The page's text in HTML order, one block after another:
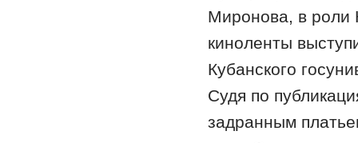
Миронова, в роли
киноленты
Кубанского
Судя по
задранным